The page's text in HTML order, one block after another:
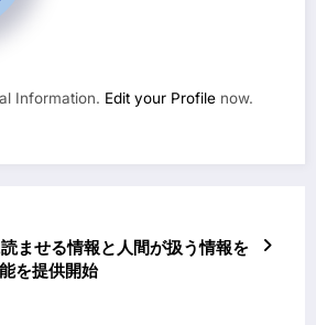
Information. Edit your Profile now.
ませる情報と人間が扱う情報を
を提供開始